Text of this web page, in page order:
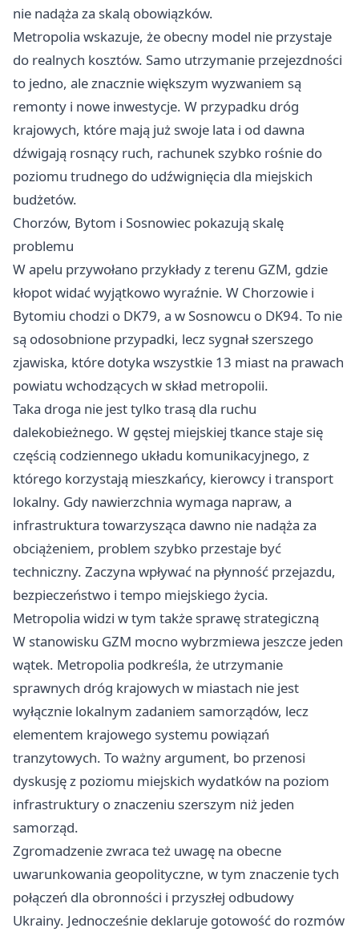
nie nadąża za skalą obowiązków.
Metropolia wskazuje, że obecny model nie przystaje
do realnych kosztów. Samo utrzymanie przejezdności
to jedno, ale znacznie większym wyzwaniem są
remonty i nowe inwestycje. W przypadku dróg
krajowych, które mają już swoje lata i od dawna
dźwigają rosnący ruch, rachunek szybko rośnie do
poziomu trudnego do udźwignięcia dla miejskich
budżetów.
Chorzów, Bytom i Sosnowiec pokazują skalę
problemu
W apelu przywołano przykłady z terenu GZM, gdzie
kłopot widać wyjątkowo wyraźnie. W Chorzowie i
Bytomiu chodzi o DK79, a wSosnowcu o DK94. To nie
są odosobnione przypadki, lecz sygnał szerszego
zjawiska, które dotyka wszystkie 13 miast na prawach
powiatu wchodzących w skład metropolii.
Taka droga nie jest tylko trasą dla ruchu
dalekobieżnego. W gęstej miejskiej tkance staje się
częścią codziennego układu komunikacyjnego, z
którego korzystają mieszkańcy, kierowcy i transport
lokalny. Gdy nawierzchnia wymaga napraw, a
infrastruktura towarzysząca dawno nie nadąża za
obciążeniem, problem szybko przestaje być
techniczny. Zaczyna wpływać na płynność przejazdu,
bezpieczeństwo i tempo miejskiego życia.
Metropolia widzi w tym także sprawę strategiczną
W stanowisku GZM mocno wybrzmiewa jeszcze jeden
wątek. Metropolia podkreśla, że utrzymanie
sprawnych dróg krajowych w miastach nie jest
wyłącznie lokalnym zadaniem samorządów, lecz
elementem krajowego systemu powiązań
tranzytowych. To ważny argument, bo przenosi
dyskusję z poziomu miejskich wydatków na poziom
infrastruktury o znaczeniu szerszym niż jeden
samorząd.
Zgromadzenie zwraca też uwagę na obecne
uwarunkowania geopolityczne, w tym znaczenie tych
połączeń dla obronności i przyszłej odbudowy
Ukrainy. Jednocześnie deklaruje gotowość do rozmów